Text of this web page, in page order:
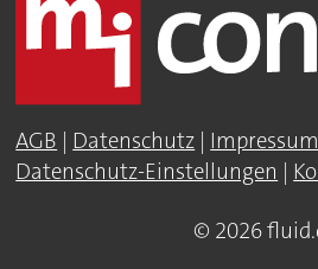
AGB | Datenschutz | Impressum
Datenschutz-Einstellungen |
© 2026